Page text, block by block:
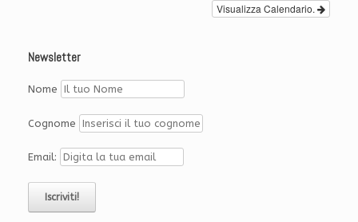
Visualizza Calendario.
Newsletter
Nome
Cognome
Email: